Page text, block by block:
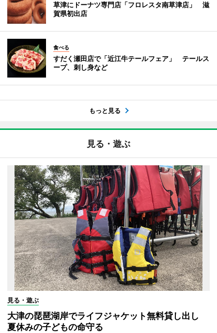
草津にドーナツ専門店「フロレスタ南草津店」 滋
賀県初出店
食べる
すだく瀬田店で「近江牛テールフェア」 テールス
ープ、刺し身など
もっと見る
見る・遊ぶ
見る・遊ぶ
大津の琵琶湖岸でライフジャケット無料貸し出し
夏休みの子どもの命守る